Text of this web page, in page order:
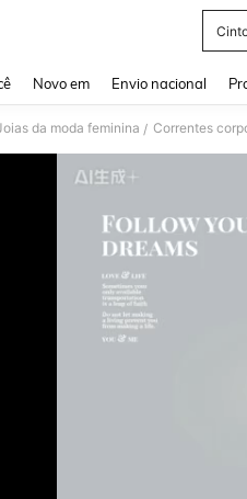
Novo em Envio nacional
da moda feminina / Correntes